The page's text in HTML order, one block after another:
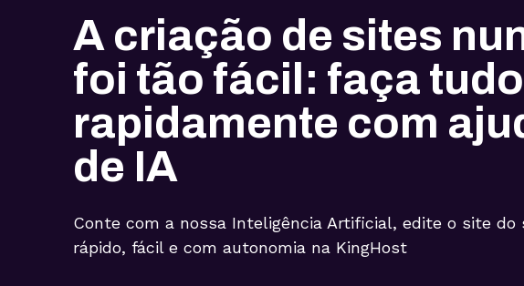
A criação de sites
foi tão fácil: faça tudo
rapidamente com
de IA
Conte com a nossa Inteligência Artificial, edite o site do
rápido, fácil e com autonomia na KingHost